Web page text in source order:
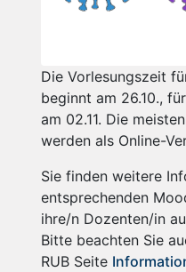
Die Vorlesungszeit
beginnt am 26.10.,
am 02.11. Die
werden als Online-
Sie finden weitere
entsprechenden
ihre/n Dozenten/in
Bitte beachten Sie
RUB Seite